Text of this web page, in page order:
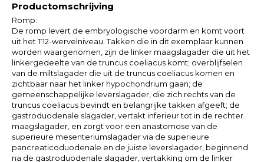
Productomschrijving
Romp:
De romp levert de embryologische voordarm en komt voort
uit het T12-wervelniveau. Takken die in dit exemplaar kunnen
worden waargenomen, zijn de linker maagslagader die uit het
linkergedeelte van de truncus coeliacus komt; overblijfselen
van de miltslagader die uit de truncus coeliacus komen en
zichtbaar naar het linker hypochondrium gaan; de
gemeenschappelijke leverslagader, die zich rechts van de
truncus coeliacus bevindt en belangrijke takken afgeeft; de
gastroduodenale slagader, vertakt inferieur tot in de rechter
maagslagader, en zorgt voor een anastomose van de
superieure mesenteriumslagader via de superieure
pancreaticoduodenale en de juiste leverslagader, beginnend
na de gastroduodenale slagader, vertakking om de linker